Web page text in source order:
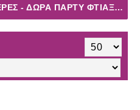
ΚΟΥΠΕΣ ΓΙΑ ΜΠΟΜΠΟΝΙΈΡΕΣ - ΔΏΡΑ ΠΆΡΤΥ ΦΤΙΆΞΤΟ ΜΌΝΟΣ ΣΟΥ